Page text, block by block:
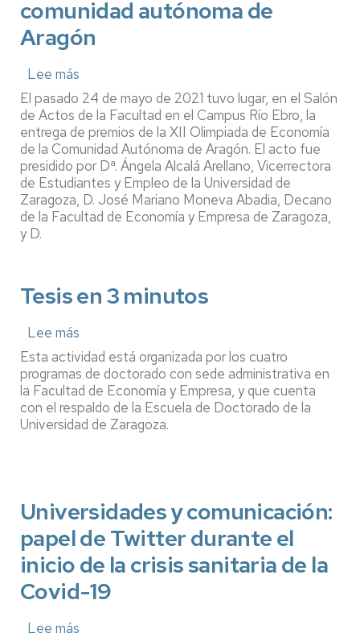
comunidad autónoma de
Aragón
Lee más
Entrega
de
premios
de
la
XII
Olimpiada
de
Economía
de
de
Aragón
El pasado 24 de mayo de 2021 tuvo lugar, en el Salón
de Actos de la Facultad en el Campus Río Ebro, la
entrega de premios de la XII Olimpiada de Economía
de la Comunidad Autónoma de Aragón. El acto fue
presidido por Dª. Ángela Alcalá Arellano, Vicerrectora
de Estudiantes y Empleo de la Universidad de
Zaragoza, D. José Mariano Moneva Abadia, Decano
de la Facultad de Economía y Empresa de Zaragoza,
y D.
Tesis en 3 minutos
Lee más
Tesis
en
3
minutos
Esta actividad está organizada por los cuatro
programas de doctorado con sede administrativa en
la Facultad de Economía y Empresa, y que cuenta
con el respaldo de la Escuela de Doctorado de la
Universidad de Zaragoza.
Universidades y comunicación:
papel de Twitter durante el
inicio de la crisis sanitaria de la
Covid-19
Lee más